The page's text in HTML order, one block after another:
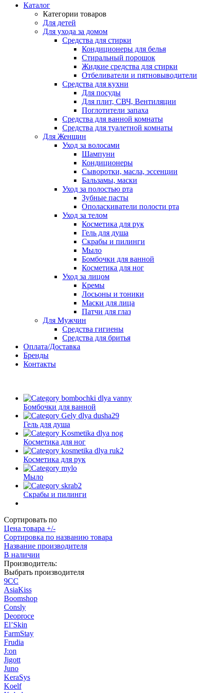
Каталог
Категории товаров
Для детей
Для ухода за домом
Средства для стирки
Кондиционеры для белья
Стиральный порошок
Жидкие средства для стирки
Отбеливатели и пятновыводители
Средства для кухни
Для посуды
Для плит, СВЧ, Вентиляции
Поглотители запаха
Средства для ванной комнаты
Средства для туалетной комнаты
Для Женщин
Уход за волосами
Шампуни
Кондиционеры
Сыворотки, масла, эссенции
Бальзамы, маски
Уход за полостью рта
Зубные пасты
Ополаскиватели полости рта
Уход за телом
Косметика для рук
Гель для душа
Скрабы и пилинги
Мыло
Бомбочки для ванной
Косметика для ног
Уход за лицом
Кремы
Лосьоны и тоники
Маски для лица
Патчи для глаз
Для Мужчин
Средства гигиены
Средства для бритья
Оплата/Доставка
Бренды
Контакты
Бомбочки для ванной
Гель для душа
Косметика для ног
Косметика для рук
Мыло
Скрабы и пилинги
Сортировать по
Цена товара +/-
Сортировка по названию товара
Название производителя
В наличии
Производитель:
Выбрать производителя
9СС
AsiaKiss
Boomshop
Consly
Deoproce
El’Skin
FarmStay
Frudia
J:on
Jigott
Juno
KeraSys
Koelf